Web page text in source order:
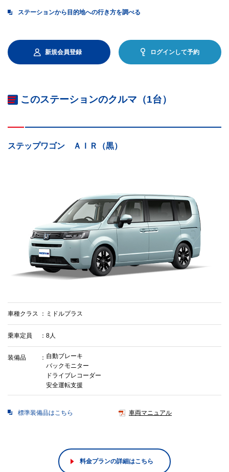
ステーションから目的地への行き方を調べる
新規会員登録 ログインして予約
このステーションのクルマ（1台）
ステップワゴン ＡＩＲ（黒）
車種クラス ミドルプラス
乗車定員 8人
装備品
自動ブレーキ
バックモニター
ドライブレコーダー
安全運転支援
標準装備品はこちら 車両マニュアル
料金プランの詳細はこちら